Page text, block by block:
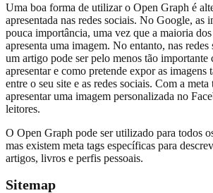
Uma boa forma de utilizar o Open Graph é
apresentada nas redes sociais. No Google, as
pouca importância, uma vez que a maioria
apresenta uma imagem. No entanto, nas
um artigo pode ser pelo menos tão
apresentar e como pretende expor as
entre o seu site e as redes sociais. Com a meta
apresentar uma imagem personalizada no
leitores.
O Open Graph pode ser utilizado para todos
mas existem meta tags específicas para
artigos, livros e perfis pessoais.
Sitemap